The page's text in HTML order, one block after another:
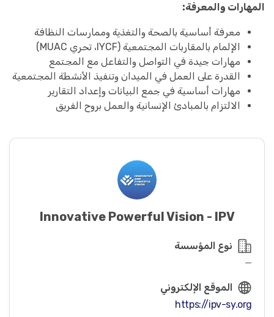
المهارات والمعرفة:
معرفة أساسية بالصحة والتغذية وممارسات النظافة
الإلمام بالمقاربات المجتمعية (IYCF، تحري MUAC)
مهارات جيدة في التواصل والتفاعل مع المجتمع
القدرة على العمل في الميدان وتنفيذ الأنشطة المجتمعية
مهارات أساسية في جمع البيانات وإعداد التقارير
الالتزام بالمبادئ الإنسانية والعمل بروح الفريق
Innovative Powerful Vision - IPV
نوع المؤسسة
—
الموقع الإلكتروني
https://ipv-sy.org